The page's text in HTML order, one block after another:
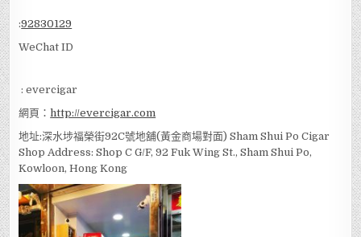
:92830129
WeChat ID
: evercigar
網頁：http://evercigar.com
地址:深水埗福榮街92C號地舖(黃金商場對面) Sham Shui Po Cigar
Shop Address: Shop C G/F, 92 Fuk Wing St., Sham Shui Po,
Kowloon, Hong Kong